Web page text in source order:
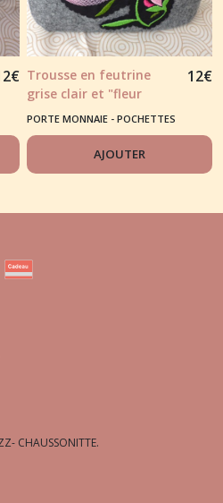
€ Trousse en feutrine
grise clair et "fleur
imaginaire" brodée
12€
PORTE MONNAIE - POCHETTES
BRODÉES
AJOUTER
CHAUSSONITTE.